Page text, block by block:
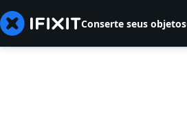
Conserte seus objetos